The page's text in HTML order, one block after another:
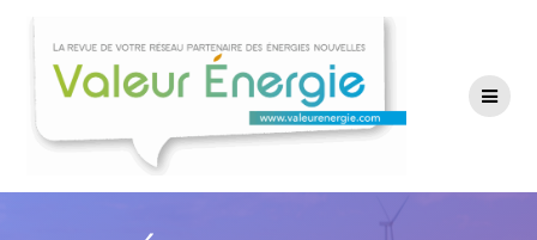
contenu